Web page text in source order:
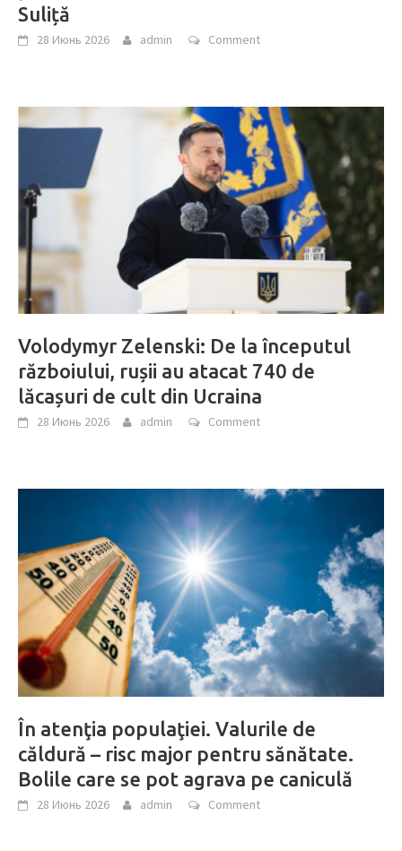
Suliță
28 Июнь 2026 admin Comment
Volodymyr Zelenski: De la începutul
războiului, rușii au atacat 740 de
lăcașuri de cult din Ucraina
28 Июнь 2026 admin Comment
În atenţia populaţiei. Valurile de
căldură – risc major pentru sănătate.
Bolile care se pot agrava pe caniculă
28 Июнь 2026 admin Comment